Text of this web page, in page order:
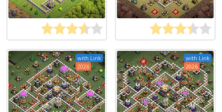
with Link
2026
with Link
2026